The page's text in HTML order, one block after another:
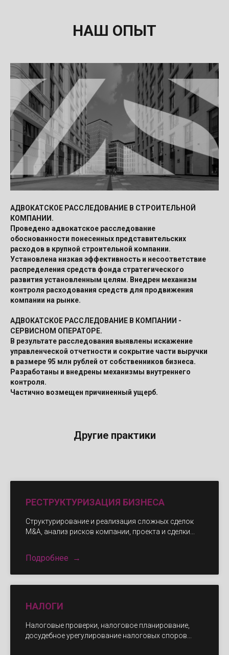
НАШ ОПЫТ
АДВОКАТСКОЕ РАССЛЕДОВАНИЕ В СТРОИТЕЛЬНОЙ
КОМПАНИИ.
Проведено адвокатское расследование
обоснованности понесенных представительских
расходов в крупной строительной компании.
Установлена низкая эффективность и несоответствие
распределения средств фонда стратегического
развития установленным целям. Внедрен механизм
контроля расходования средств для продвижения
компании на рынке.
АДВОКАТСКОЕ РАССЛЕДОВАНИЕ В КОМПАНИИ -
СЕРВИСНОМ ОПЕРАТОРЕ.
В результате расследования выявлены искажение
управленческой отчетности и сокрытие части выручки
в размере 95 млн рублей от собственников бизнеса.
Разработаны и внедрены механизмы внутреннего
контроля.
Частично возмещен причиненный ущерб.
Другие практики
РЕСТРУКТУРИЗАЦИЯ БИЗНЕСА
Структурирование и реализация сложных сделок
M&A, анализ рисков компании, проекта и сделки...
Подробнее
НАЛОГИ
Налоговые проверки, налоговое планирование,
досудебное урегулирование налоговых споров...